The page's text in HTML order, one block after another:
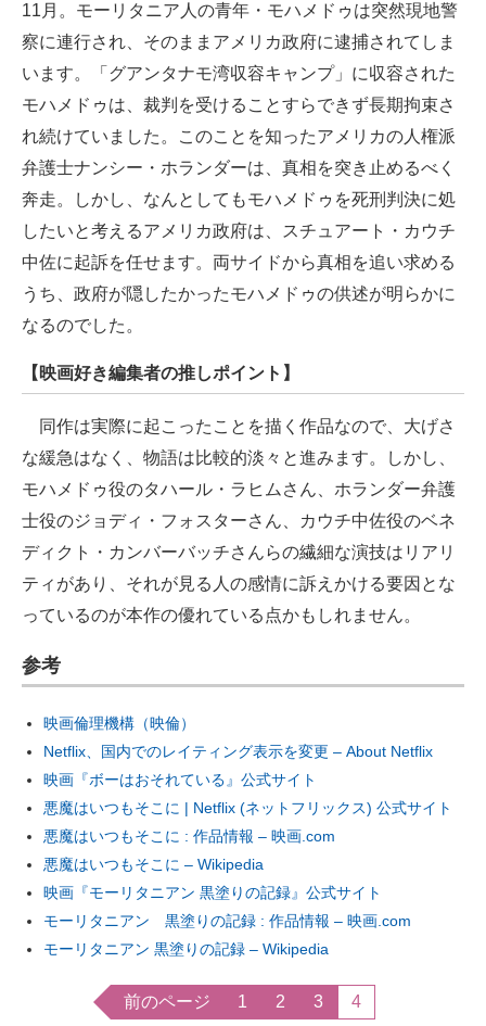
11月。モーリタニア人の青年・モハメドゥは突然現地警
察に連行され、そのままアメリカ政府に逮捕されてしま
います。「グアンタナモ湾収容キャンプ」に収容された
モハメドゥは、裁判を受けることすらできず長期拘束さ
れ続けていました。このことを知ったアメリカの人権派
弁護士ナンシー・ホランダーは、真相を突き止めるべく
奔走。しかし、なんとしてもモハメドゥを死刑判決に処
したいと考えるアメリカ政府は、スチュアート・カウチ
中佐に起訴を任せます。両サイドから真相を追い求める
うち、政府が隠したかったモハメドゥの供述が明らかに
なるのでした。
【映画好き編集者の推しポイント】
同作は実際に起こったことを描く作品なので、大げさ
な緩急はなく、物語は比較的淡々と進みます。しかし、
モハメドゥ役のタハール・ラヒムさん、ホランダー弁護
士役のジョディ・フォスターさん、カウチ中佐役のベネ
ディクト・カンバーバッチさんらの繊細な演技はリアリ
ティがあり、それが見る人の感情に訴えかける要因とな
っているのが本作の優れている点かもしれません。
参考
映画倫理機構（映倫）
Netflix、国内でのレイティング表示を変更 – About Netflix
映画『ボーはおそれている』公式サイト
悪魔はいつもそこに | Netflix (ネットフリックス) 公式サイト
悪魔はいつもそこに : 作品情報 – 映画.com
悪魔はいつもそこに – Wikipedia
映画『モーリタニアン 黒塗りの記録』公式サイト
モーリタニアン 黒塗りの記録 : 作品情報 – 映画.com
モーリタニアン 黒塗りの記録 – Wikipedia
前のページ 1 2 3 4